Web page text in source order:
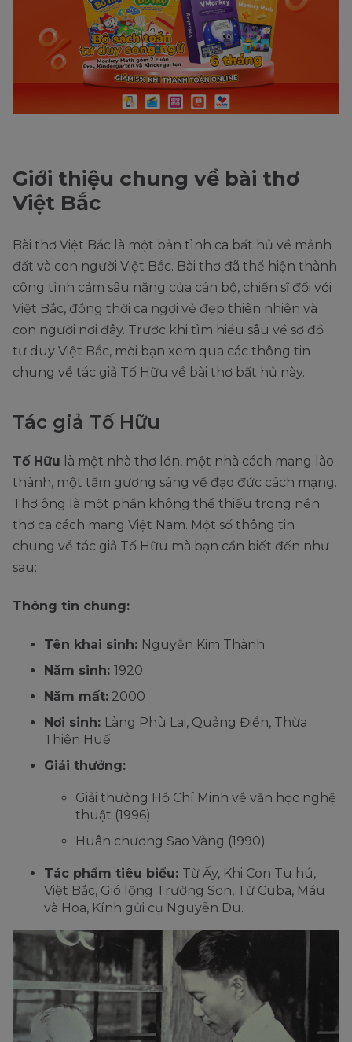
Giới thiệu chung về bài thơ
Việt Bắc
Bài thơ Việt Bắc là một bản tình ca bất hủ về mảnh
đất và con người Việt Bắc. Bài thơ đã thể hiện thành
công tình cảm sâu nặng của cán bộ, chiến sĩ đối với
Việt Bắc, đồng thời ca ngợi vẻ đẹp thiên nhiên và
con người nơi đây. Trước khi tìm hiểu sâu về sơ đồ
tư duy Việt Bắc, mời bạn xem qua các thông tin
chung về tác giả Tố Hữu về bài thơ bất hủ này.
Tác giả Tố Hữu
Tố Hữu là một nhà thơ lớn, một nhà cách mạng lão
thành, một tấm gương sáng về đạo đức cách mạng.
Thơ ông là một phần không thể thiếu trong nền
thơ ca cách mạng Việt Nam. Một số thông tin
chung về tác giả Tố Hữu mà bạn cần biết đến như
sau:
Thông tin chung:
Tên khai sinh: Nguyễn Kim Thành
Năm sinh: 1920
Năm mất: 2000
Nơi sinh: Làng Phù Lai, Quảng Điền, Thừa
Thiên Huế
Giải thưởng:
Giải thưởng Hồ Chí Minh về văn học nghệ
thuật (1996)
Huân chương Sao Vàng (1990)
Tác phẩm tiêu biểu: Từ Ấy, Khi Con Tu hú,
Việt Bắc, Gió lộng Trường Sơn, Từ Cuba, Máu
và Hoa, Kính gửi cụ Nguyễn Du.